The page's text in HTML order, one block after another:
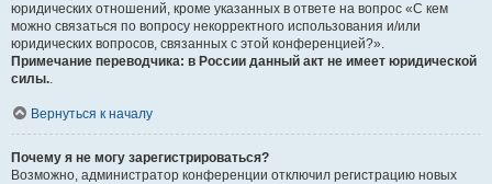
юридических отношений, кроме указанных в ответе на вопрос «С кем
можно связаться по вопросу некорректного использования и/или
юридических вопросов, связанных с этой конференцией?».
Примечание переводчика: в России данный акт не имеет юридической
силы..
Вернуться к началу
Почему я не могу зарегистрироваться?
Возможно, администратор конференции отключил регистрацию новых